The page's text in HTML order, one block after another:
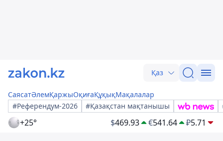
Қаз
СаясатӘлемҚаржыОқиғаҚұқықМақалалар
#Референдум-2026
#Қазақстан мақтанышы
+25° $469.93 €541.64 ₽5.71